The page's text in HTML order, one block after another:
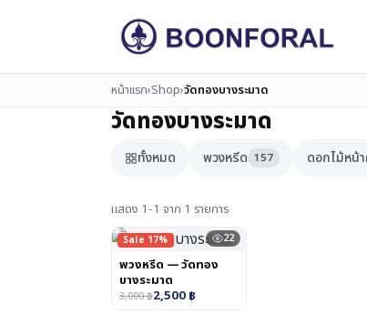
หน้าแรก›Shop›วัดทองบางระมาด
วัดทองบางระมาด
ทั้งหมด พวงหรีด 157 ดอกไม้หน้
แสดง 1-1 จาก 1 รายการ
Sale 17% 22
พวงหรีด — วัดทอง
บางระมาด
3,000฿2,500 ฿